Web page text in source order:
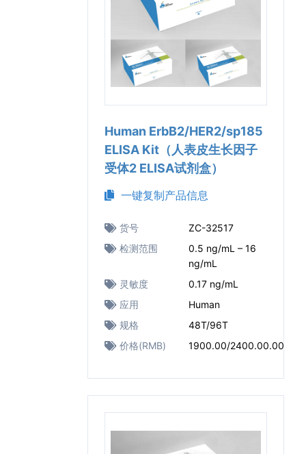
Human ErbB2/HER2/sp185
ELISA Kit（人表皮生长因子
受体2 ELISA试剂盒）
一键复制产品信息
货号
ZC-32517
检测范围
0.5 ng/mL – 16
ng/mL
灵敏度
0.17 ng/mL
应用
Human
规格
48T/96T
价格(RMB)
1900.00/2400.00.00